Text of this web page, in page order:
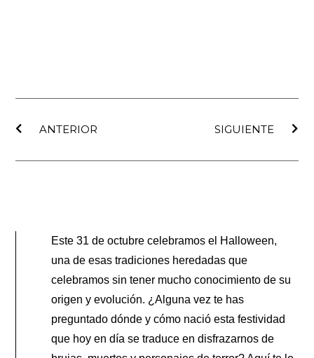
ANTERIOR
SIGUIENTE
Este 31 de octubre celebramos el Halloween,
una de esas tradiciones heredadas que
celebramos sin tener mucho conocimiento de su
origen y evolución. ¿Alguna vez te has
preguntado dónde y cómo nació esta festividad
que hoy en día se traduce en disfrazarnos de